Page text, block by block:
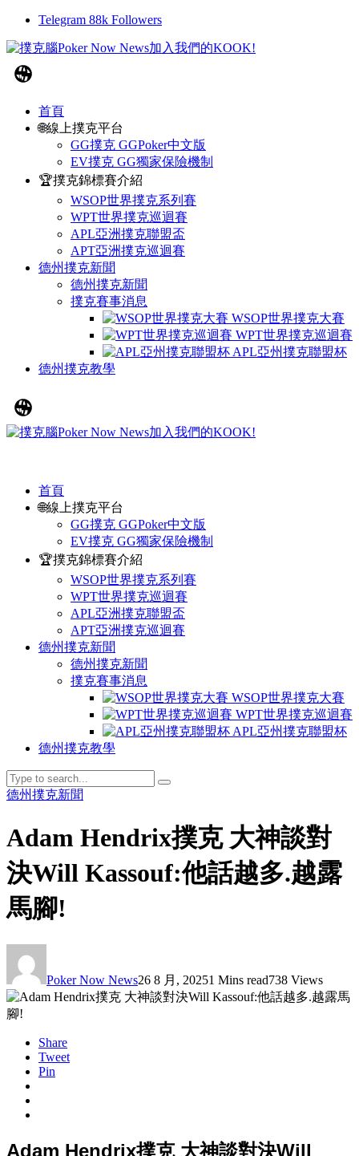
Telegram 88k Followers
首頁
🌐線上撲克平台
GG撲克 GGPoker中文版
EV撲克 GG獨家保險機制
🏆撲克錦標賽介紹
WSOP世界撲克系列賽
WPT世界撲克巡迴賽
APL亞洲撲克聯盟盃
APT亞洲撲克巡迴賽
德州撲克新聞
德州撲克新聞
撲克賽事消息
WSOP世界撲克大賽
WPT世界撲克巡迴賽
APL亞州撲克聯盟杯
德州撲克教學
首頁
🌐線上撲克平台
GG撲克 GGPoker中文版
EV撲克 GG獨家保險機制
🏆撲克錦標賽介紹
WSOP世界撲克系列賽
WPT世界撲克巡迴賽
APL亞洲撲克聯盟盃
APT亞洲撲克巡迴賽
德州撲克新聞
德州撲克新聞
撲克賽事消息
WSOP世界撲克大賽
WPT世界撲克巡迴賽
APL亞州撲克聯盟杯
德州撲克教學
德州撲克新聞
Adam Hendrix撲克 大神談對
決Will Kassouf:他話越多.越露
馬腳!
Poker Now News26 8 月, 20251 Mins read738 Views
Share
Tweet
Pin
Adam Hendrix撲克 大神談對決Will